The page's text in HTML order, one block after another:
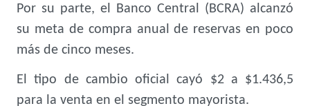
Por su parte, el Banco Central (BCRA) alcanzó
su meta de compra anual de reservas en poco
más de cinco meses.
El tipo de cambio oficial cayó $2 a $1.436,5
para la venta en el segmento mayorista.